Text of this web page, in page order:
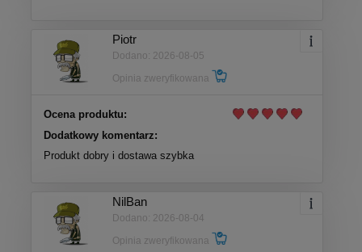
Piotr
Dodano: 2026-08-05
Opinia zweryfikowana
Ocena produktu:
Dodatkowy komentarz:
Produkt dobry i dostawa szybka
NilBan
Dodano: 2026-08-04
Opinia zweryfikowana